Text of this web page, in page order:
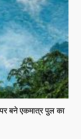
बने एकमात्र पुल का